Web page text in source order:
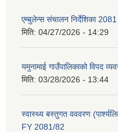
एम्बुलेन्स संचालन निर्देशिका 2081
मिति: 04/27/2026 - 14:29
यमुनामाई गाउँपालिकाको विपद
मिति: 03/28/2026 - 13:44
स्वास्थ्य बस्तुगत वववरण
FY 2081/82